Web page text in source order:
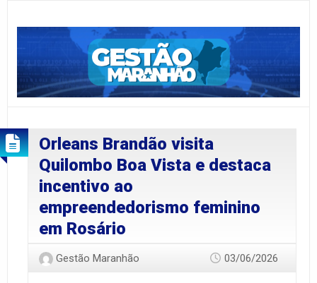
Orleans Brandão visita
Quilombo Boa Vista e destaca
incentivo ao
empreendedorismo feminino
em Rosário
Gestão Maranhão 03/06/2026